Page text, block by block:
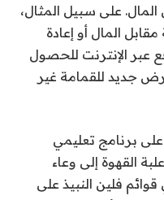
على سبيل المثال،
المال أو إعادة
عبر الإنترنت للحصول
جديد للقمامة غير
برنامج تعليمي
القهوة إلى وعاء
فلين النبيذ على